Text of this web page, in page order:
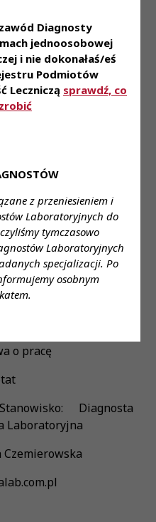
Diagnosty
jednoosobowej
i nie dokonałaś/eś
Podmiotów
Leczniczą sprawdź, co
z przeniesieniem i
Laboratoryjnych do
tymczasowo
Laboratoryjnych
specjalizacji. Po
osobnym
na życie •
z prywatnej opieki
laboratorium
się i stosowanie
zakresu diagnostyki
z szerokim spectrum
FormTemplates/
Głogów, Gorzów
HCP
o pracę
Diagnosta
Laboratoryjna